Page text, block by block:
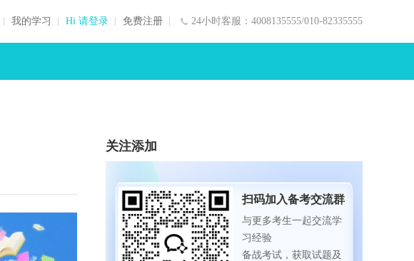
24小时客服：4008135555/010-82335555
我的学习 Hi 请登录 免费注册
关注添加
扫码加入备考交流群
与更多考生一起交流学
习经验
备战考试，获取试题及